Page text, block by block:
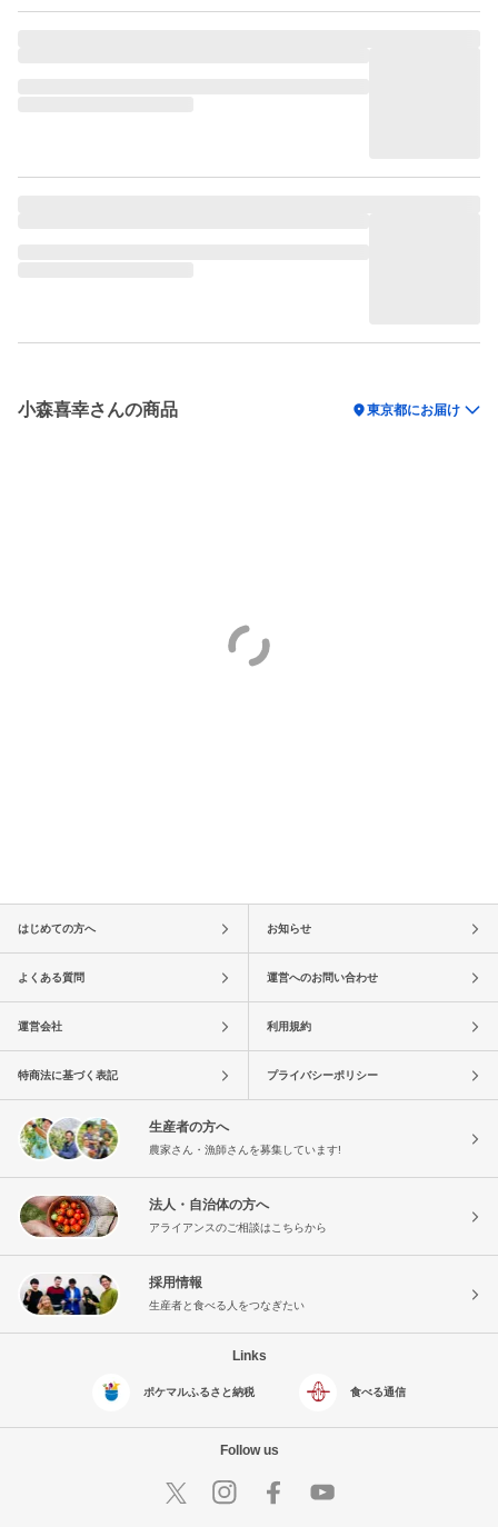
小森喜幸さんの商品 location_on東京都にお届け
はじめての方へ お知らせ
よくある質問 運営へのお問い合わせ
運営会社 利用規約
特商法に基づく表記 プライバシーポリシー
生産者の方へ
農家さん・漁師さんを募集しています!
法人・自治体の方へ
アライアンスのご相談はこちらから
採用情報
生産者と食べる人をつなぎたい
Links
ポケマルふるさと納税 食べる通信
Follow us